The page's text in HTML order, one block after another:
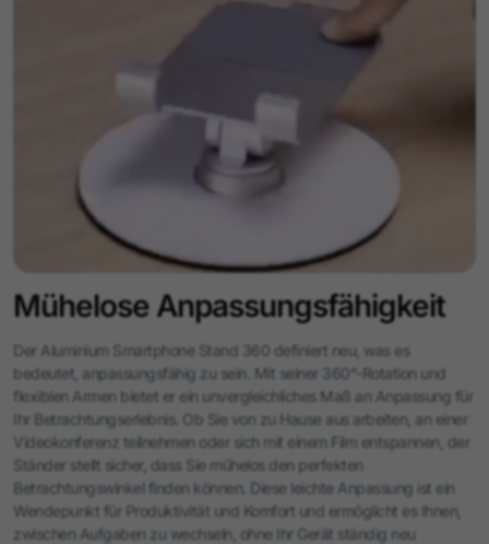
Mühelose Anpassungsfähigkeit
Der Aluminium Smartphone Stand 360 definiert neu, was es
bedeutet, anpassungsfähig zu sein. Mit seiner 360°-Rotation und
flexiblen Armen bietet er ein unvergleichliches Maß an Anpassung für
Ihr Betrachtungserlebnis. Ob Sie von zu Hause aus arbeiten, an einer
Videokonferenz teilnehmen oder sich mit einem Film entspannen, der
Ständer stellt sicher, dass Sie mühelos den perfekten
Betrachtungswinkel finden können. Diese leichte Anpassung ist ein
Wendepunkt für Produktivität und Komfort und ermöglicht es Ihnen,
zwischen Aufgaben zu wechseln, ohne Ihr Gerät ständig neu